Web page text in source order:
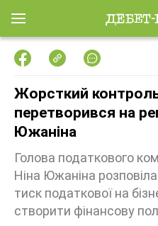
Жорсткий
перетворився на
Южаніна
Голова податкового
Ніна Южаніна
тиск податкової на
створити фінансову